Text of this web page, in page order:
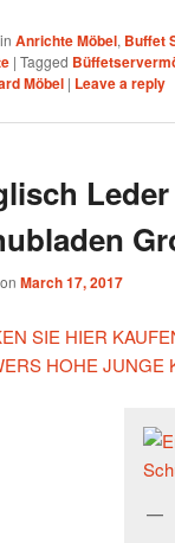
Anrichte Möbel, Buffet
| Tagged
Möbel | Leave a reply
March 17, 2017
SIE HIER
HOHE JUNGE